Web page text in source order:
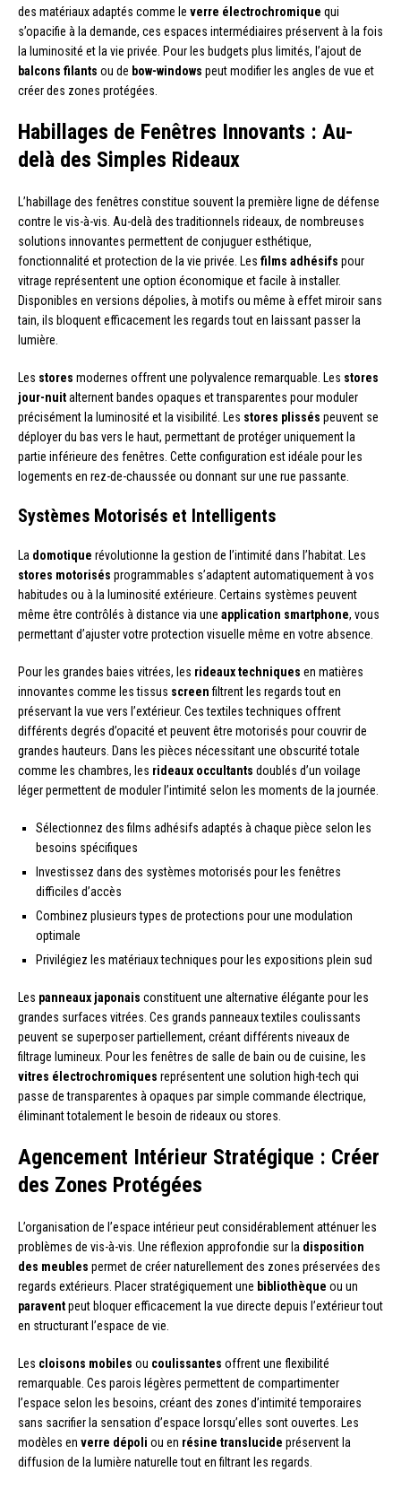
des matériaux adaptés comme le verre électrochromique qui
s’opacifie à la demande, ces espaces intermédiaires préservent à la fois
la luminosité et la vie privée. Pour les budgets plus limités, l’ajout de
balcons filants ou de bow-windows peut modifier les angles de vue et
créer des zones protégées.
Habillages de Fenêtres Innovants : Au-
delà des Simples Rideaux
L’habillage des fenêtres constitue souvent la première ligne de défense
contre le vis-à-vis. Au-delà des traditionnels rideaux, de nombreuses
solutions innovantes permettent de conjuguer esthétique,
fonctionnalité et protection de la vie privée. Les films adhésifs pour
vitrage représentent une option économique et facile à installer.
Disponibles en versions dépolies, à motifs ou même à effet miroir sans
tain, ils bloquent efficacement les regards tout en laissant passer la
lumière.
Les stores modernes offrent une polyvalence remarquable. Les stores
jour-nuitalternent bandes opaques et transparentes pour moduler
précisément la luminosité et la visibilité. Les stores plissés peuvent se
déployer du bas vers le haut, permettant de protéger uniquement la
partie inférieure des fenêtres. Cette configuration est idéale pour les
logements en rez-de-chaussée ou donnant sur une rue passante.
Systèmes Motorisés et Intelligents
La domotique révolutionne la gestion de l’intimité dans l’habitat. Les
stores motorisés programmables s’adaptent automatiquement à vos
habitudes ou à la luminosité extérieure. Certains systèmes peuvent
même être contrôlés à distance via une application smartphone, vous
permettant d’ajuster votre protection visuelle même en votre absence.
Pour les grandes baies vitrées, les rideaux techniques en matières
innovantes comme les tissus screenfiltrent les regards tout en
préservant la vue vers l’extérieur. Ces textiles techniques offrent
différents degrés d’opacité et peuvent être motorisés pour couvrir de
grandes hauteurs. Dans les pièces nécessitant une obscurité totale
comme les chambres, les rideaux occultants doublés d’un voilage
léger permettent de moduler l’intimité selon les moments de la journée.
Sélectionnez des films adhésifs adaptés à chaque pièce selon les
besoins spécifiques
Investissez dans des systèmes motorisés pour les fenêtres
difficiles d’accès
Combinez plusieurs types de protections pour une modulation
optimale
Privilégiez les matériaux techniques pour les expositions plein sud
Les panneaux japonais constituent une alternative élégante pour les
grandes surfaces vitrées. Ces grands panneaux textiles coulissants
peuvent se superposer partiellement, créant différents niveaux de
filtrage lumineux. Pour les fenêtres de salle de bain ou de cuisine, les
vitres électrochromiques représentent une solution high-tech qui
passe de transparentes à opaques par simple commande électrique,
éliminant totalement le besoin de rideaux ou stores.
Agencement Intérieur Stratégique : Créer
des Zones Protégées
L’organisation de l’espace intérieur peut considérablement atténuer les
problèmes de vis-à-vis. Une réflexion approfondie sur la disposition
des meubles permet de créer naturellement des zones préservées des
regards extérieurs. Placer stratégiquement une bibliothèque ou un
paraventpeut bloquer efficacement la vue directe depuis l’extérieur tout
en structurant l’espace de vie.
Les cloisons mobiles ou coulissantes offrent une flexibilité
remarquable. Ces parois légères permettent de compartimenter
l’espace selon les besoins, créant des zones d’intimité temporaires
sans sacrifier la sensation d’espace lorsqu’elles sont ouvertes. Les
modèles en verre dépoli ou en résine translucide préservent la
diffusion de la lumière naturelle tout en filtrant les regards.